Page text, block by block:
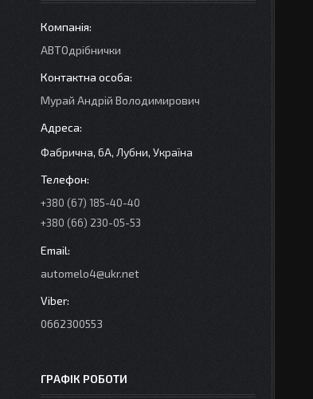
АВТОдрібнички
Мурай Андрій Володимирович
Фабрична, 6А, Лубни, Україна
+380 (67) 185-40-40
+380 (66) 230-05-53
automelo4@ukr.net
0662300553
ГРАФІК РОБОТИ